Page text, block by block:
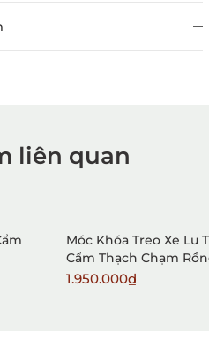
liên quan
Móc Khóa Treo Xe Lu
Cẩm Thạch Chạm
1.950.000₫